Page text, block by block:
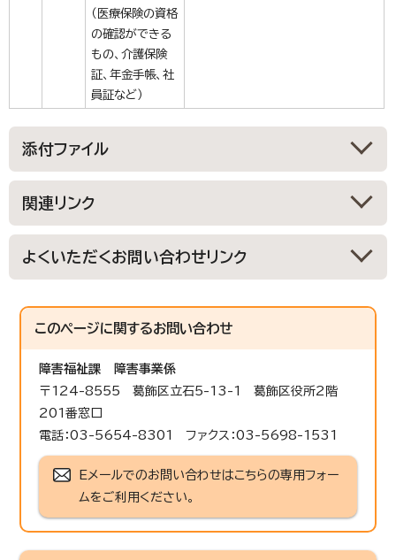
（医療保険の資格
の確認ができる
もの、介護保険
証、年金手帳、社
員証など）
添付ファイル
関連リンク
よくいただくお問い合わせリンク
このページに関するお問い合わせ
障害福祉課
障害事業係
〒124-8555 葛飾区立石5-13-1 葛飾区役所2階
201番窓口
電話：03-5654-8301 ファクス：03-5698-1531
Eメールでのお問い合わせはこちらの専用フォー
ムをご利用ください。